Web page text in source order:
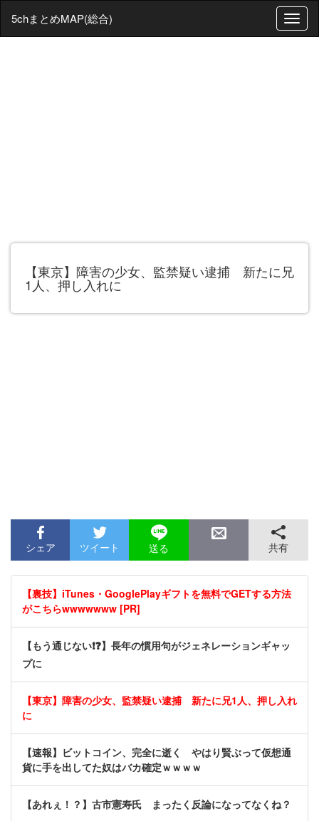
T
o
5chまとめMAP(総合)
【東京】障害の少女、監禁疑い逮捕 新たに兄
1人、押し入れに
シェア ツイート 送る 共有
【裏技】iTunes・GooglePlayギフトを無料でGETする方法
がこちらwwwwwww [PR]
【もう通じない❗❓】長年の慣用句がジェネレーションギャッ
プに
【東京】障害の少女、監禁疑い逮捕 新たに兄1人、押し入れ
に
【速報】ビットコイン、完全に逝く やはり賢ぶって仮想通
貨に手を出してた奴はバカ確定ｗｗｗｗ
【あれぇ！？】古市憲寿氏 まったく反論になってなくね？